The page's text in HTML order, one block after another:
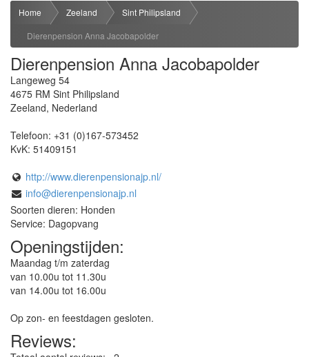
Home Zeeland
Sint Philipsland
Dierenpension Anna Jacobapolder
Dierenpension Anna Jacobapolder
Langeweg 54
4675 RM Sint Philipsland
Zeeland, Nederland
Telefoon: +31 (0)167-573452
KvK: 51409151
http://www.dierenpensionajp.nl/
info@dierenpensionajp.nl
Soorten dieren: Honden
Service: Dagopvang
Openingstijden:
Maandag t/m zaterdag
van 10.00u tot 11.30u
van 14.00u tot 16.00u
Op zon- en feestdagen gesloten.
Reviews: